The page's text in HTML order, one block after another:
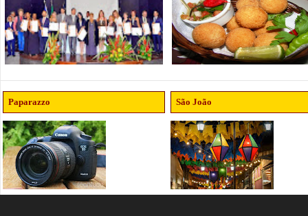
Paparazzo São João